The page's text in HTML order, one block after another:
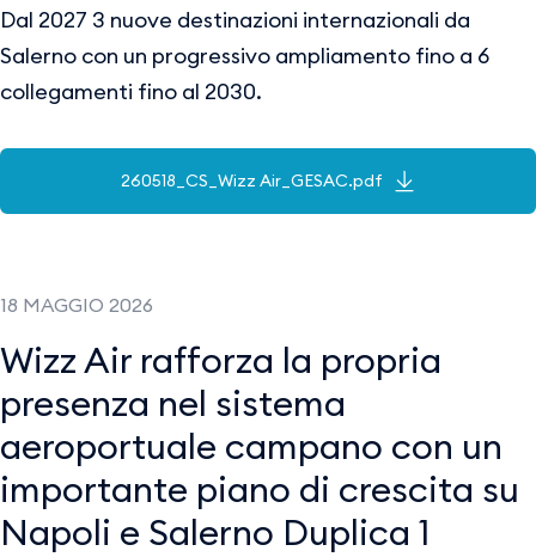
Dal 2027 3 nuove destinazioni internazionali da
Salerno con un progressivo ampliamento fino a 6
collegamenti fino al 2030.
260518_CS_Wizz Air_GESAC.pdf
18 MAGGIO 2026
Wizz Air rafforza la propria
presenza nel sistema
aeroportuale campano con un
importante piano di crescita su
Napoli e Salerno Duplica 1